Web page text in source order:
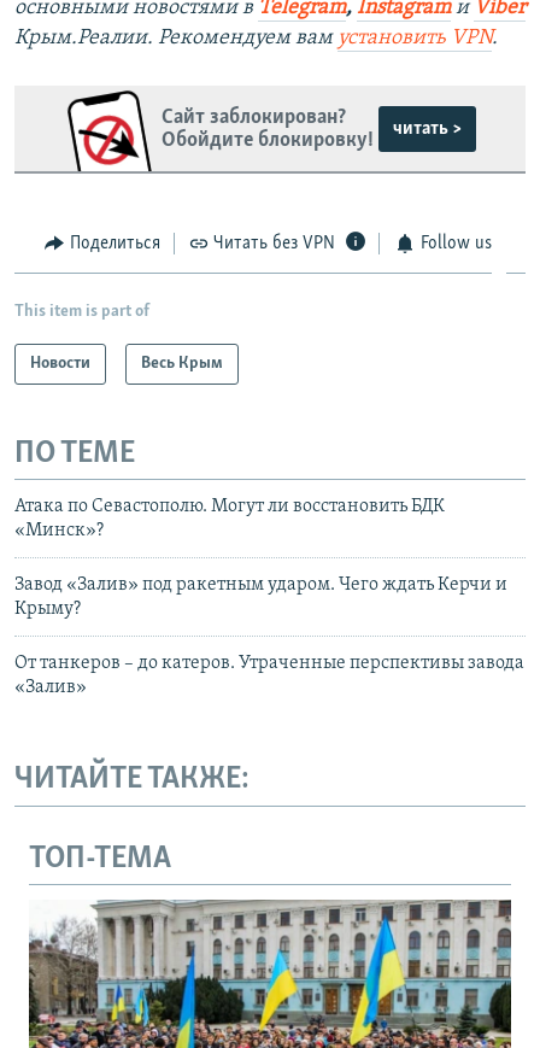
основными новостями в Telegram, Instagram и Viber
Крым.Реалии. Рекомендуем вам установить VPN.
Сайт заблокирован?
Обойдите блокировку!
читать >
Поделиться Читать без VPN Follow us
This item is part of
Новости Весь Крым
ПО ТЕМЕ
Атака по Севастополю. Могут ли восстановить БДК
«Минск»?
Завод «Залив» под ракетным ударом. Чего ждать Керчи и
Крыму?
От танкеров – до катеров. Утраченные перспективы завода
«Залив»
ЧИТАЙТЕ ТАКЖЕ:
ТОП-ТЕМА